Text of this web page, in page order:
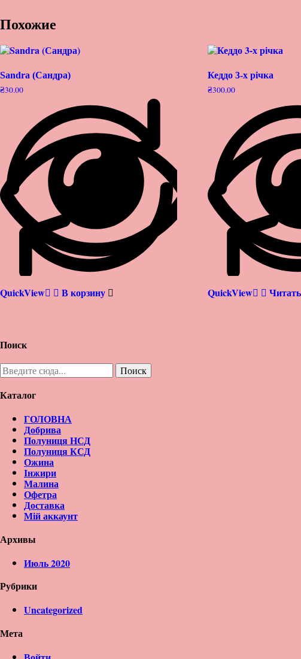
Похожие
Sandra (Сандра)
₴30.00
QuickView В корзину
Кеддо 3-х річка
₴300.00
QuickView
Поиск
Каталог
ГОЛОВНА
Добрива
Полуниця НСД
Полуниця КСД
Ожина
Інжири
Малина
Офетра
Доставка
Мій аккаунт
Архивы
Июль 2020
Рубрики
Uncategorized
Мета